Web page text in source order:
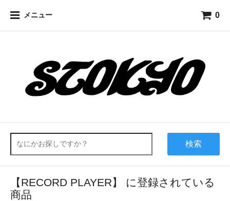
メニュー 0
検索
【RECORD PLAYER】 に登録されている
商品